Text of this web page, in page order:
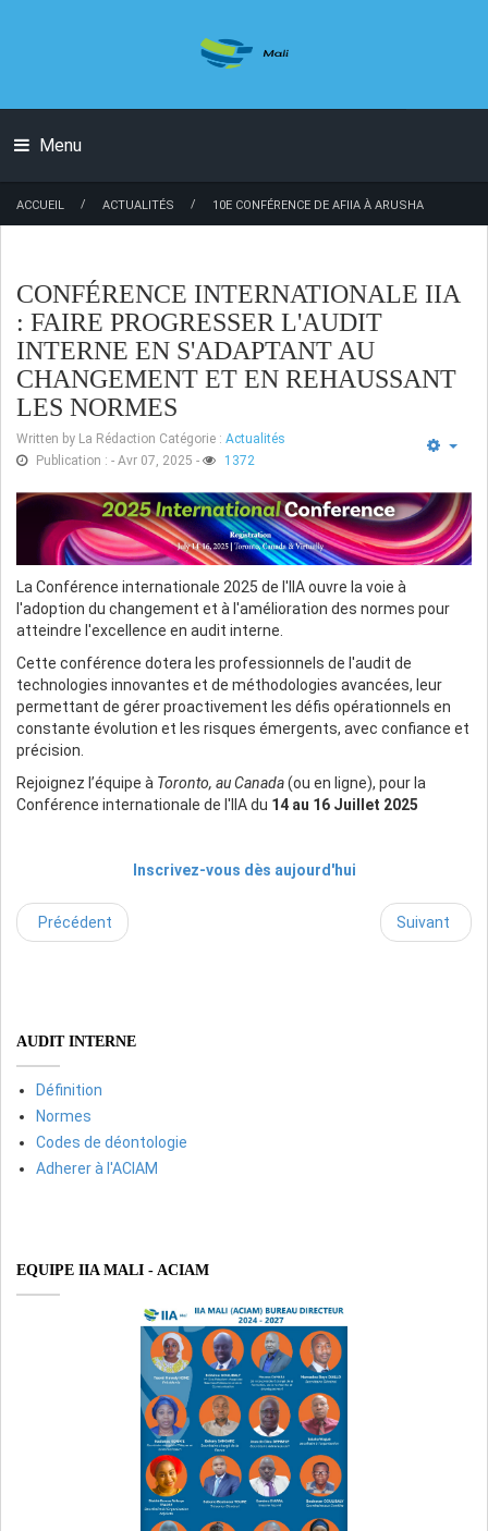
Menu
ACCUEIL / ACTUALITÉS / 10E CONFÉRENCE DE AFIIA À ARUSHA
CONFÉRENCE INTERNATIONALE IIA
: FAIRE PROGRESSER L'AUDIT
INTERNE EN S'ADAPTANT AU
CHANGEMENT ET EN REHAUSSANT
LES NORMES
Written by La Rédaction Catégorie : Actualités
Publication : - Avr 07, 2025 - 1372
La Conférence internationale 2025 de l'IIA ouvre la voie à
l'adoption du changement et à l'amélioration des normes pour
atteindre l'excellence en audit interne.
Cette conférence dotera les professionnels de l'audit de
technologies innovantes et de méthodologies avancées, leur
permettant de gérer proactivement les défis opérationnels en
constante évolution et les risques émergents, avec confiance et
précision.
Rejoignez l’équipe à Toronto, au Canada(ou en ligne), pour la
Conférence internationale de l'IIA du 14 au 16 Juillet 2025
Inscrivez-vous dès aujourd'hui
Précédent Suivant
AUDIT INTERNE
Définition
Normes
Codes de déontologie
Adherer à l'ACIAM
EQUIPE IIA MALI - ACIAM